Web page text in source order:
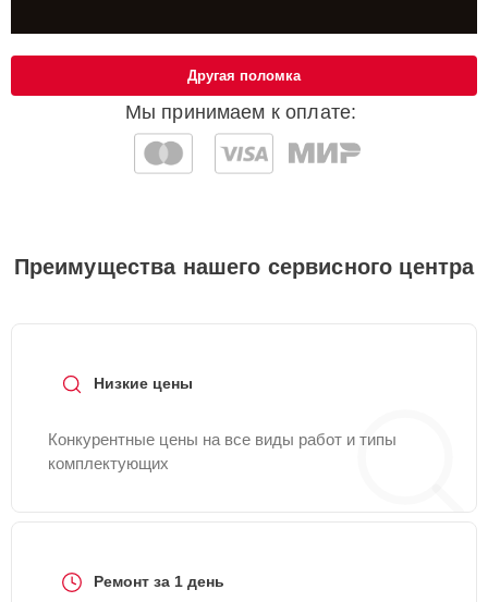
Мы принимаем к оплате:
Другая поломка
Преимущества нашего сервисного центра
Низкие цены
Конкурентные цены на все виды работ и типы
комплектующих
Ремонт за 1 день